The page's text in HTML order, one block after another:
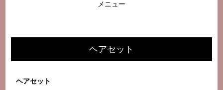
メニュー
ヘアセット
ヘアセット